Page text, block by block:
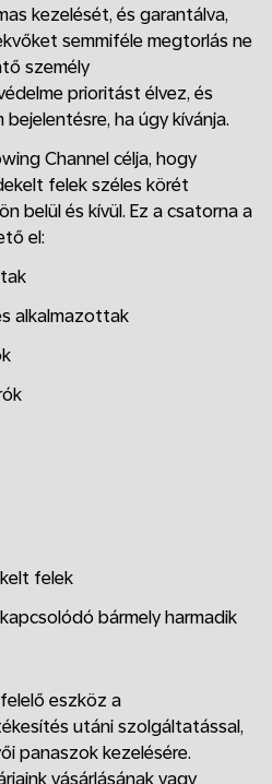
kezelését, és garantálva,
semmiféle megtorlás ne
személy
prioritást élvez, és
ha úgy kívánja.
Channel célja, hogy
felek széles körét
belül és kívül. Ez a csatorna a
el:
alkalmazottak
felek
bármely harmadik
eszköz a
utáni szolgáltatással,
panaszok kezelésére.
vásárlásának vagy